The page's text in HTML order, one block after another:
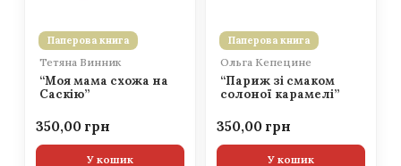
Паперова книга
Тетяна Винник
“Моя мама схожа на
Саскію”
350,00
У кошик
Паперова книга
Ольга Кепецине
“Париж зі смаком
солоної карамелі”
350,00
У кошик